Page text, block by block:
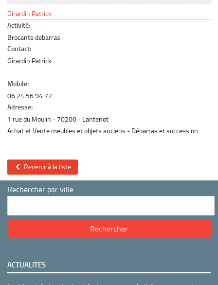
Le marché du mobilier d’occasion
Insertion Annuaire
Contact
Girardin Patrick
Activité:
Brocante debarras
Contact:
Girardin Patrick
Mobile:
06 24 56 94 72
Adresse:
1 rue du Moulin 70200
Lantenot
Achat et Vente meubles et objets anciens - Débarras et succession.
Revenir à la liste
Rechercher par ville
ACTUALITES